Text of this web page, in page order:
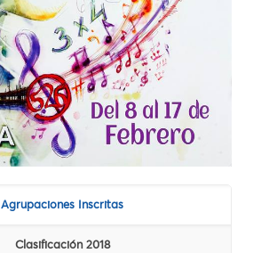
Agrupaciones Inscritas
Clasificación 2018